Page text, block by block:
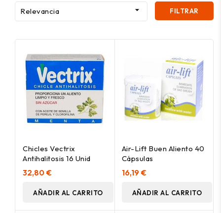
Relevancia  FILTRAR
Chicles Vectrix
Antihalitosis 16 Unid
32,80 €
AÑADIR AL CARRITO
Air-Lift Buen Aliento 40
Cápsulas
16,19 €
AÑADIR AL CARRITO